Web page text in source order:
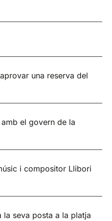
una reserva del
el govern de la
i compositor Llibori
la seva posta a la platja